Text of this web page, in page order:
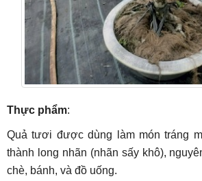
Thực phẩm:
Quả tươi được dùng làm món tráng
thành long nhãn (nhãn sấy khô),
chè, bánh, và đồ uống.